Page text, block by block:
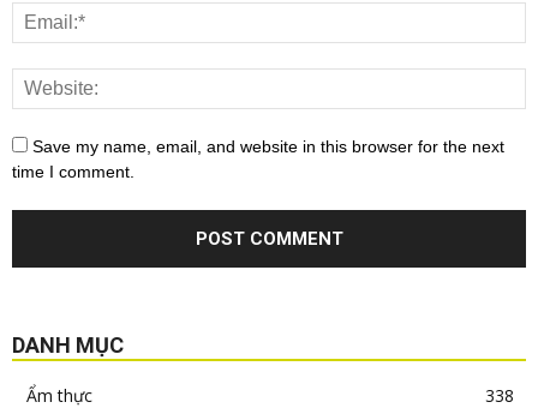
Save my name, email, and website in this browser for the next
time I comment.
DANH MỤC
Ẩm thực
338